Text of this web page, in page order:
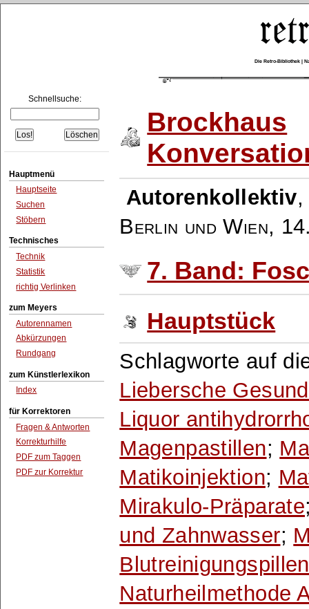
Die Retro-Bibliothek |
Schnellsuche:
Hauptmenü
Hauptseite
Suchen
Stöbern
Technisches
Technik
Statistik
richtig Verlinken
zum Meyers
Autorennamen
Abkürzungen
Rundgang
zum Künstlerlexikon
Index
für Korrektoren
Fragen & Antworten
Korrekturhilfe
PDF zum Taggen
PDF zur Korrektur
Brockhaus
Autorenkollektiv
Berlin und Wien,
7. Band:
Hauptstück
Schlagworte auf
Liebersche
Liquor
Magenpastillen;
Matikoinjektion;
Mirakulo-Präparate
und Zahnwasser;
Blutreinigungspillen
Naturheilmethode